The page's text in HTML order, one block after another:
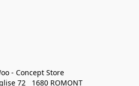
- Concept Store
72   1680 ROMONT